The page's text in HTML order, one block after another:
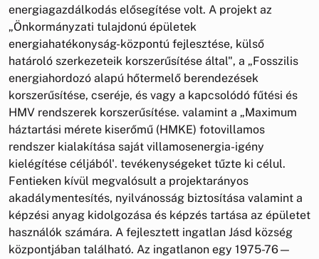
energiagazdálkodás elősegítése volt. A projekt az
„Önkormányzati tulajdonú épületek
energiahatékonyság-központú fejlesztése, külső
határoló szerkezeteik korszerűsítése által", a „Fosszilis
energiahordozó alapú hőtermelő berendezések
korszerűsítése, cseréje, és vagy a kapcsolódó fűtési és
HMV rendszerek korszerűsítése. valamint a „Maximum
háztartási mérete kiserőmű (HMKE) fotovillamos
rendszer kialakítása saját villamosenergia-igény
kielégítése céljából'. tevékenységeket tűzte ki célul.
Fentieken kívül megvalósult a projektarányos
akadálymentesítés, nyilvánosság biztosítása valamint a
képzési anyag kidolgozása és képzés tartása az épületet
használók számára. A fejlesztett ingatlan Jásd község
központjában található. Az ingatlanon egy 1975-76—